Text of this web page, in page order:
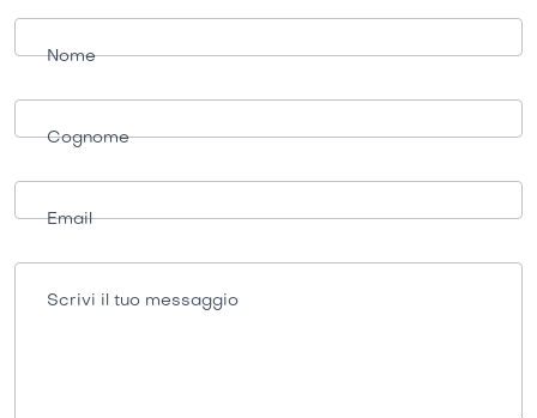
Richiesta
informazioni
Nome
Cognome
Email
Scrivi il tuo messaggio